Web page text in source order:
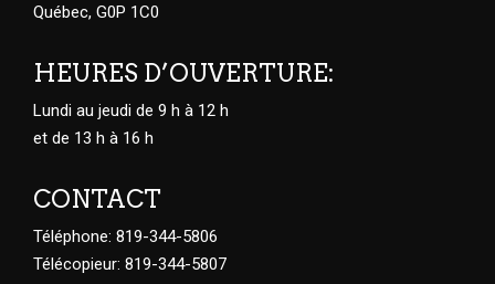
Québec, G0P 1C0
HEURES D’OUVERTURE:
Lundi au jeudi de 9 h à 12 h
et de 13 h à 16 h
CONTACT
Téléphone: 819-344-5806
Télécopieur: 819-344-5807